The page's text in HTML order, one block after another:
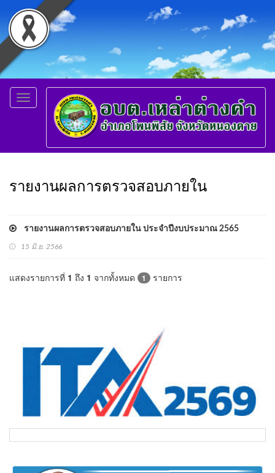
Toggle
navigation
รายงานผลการตรวจสอบภายใน
รายงานผลการตรวจสอบภายใน ประจำปีงบประมาณ 2565
15 มิ.ย. 2566
แสดงรายการที่ 1 ถึง 1 จากทั้งหมด 1 รายการ